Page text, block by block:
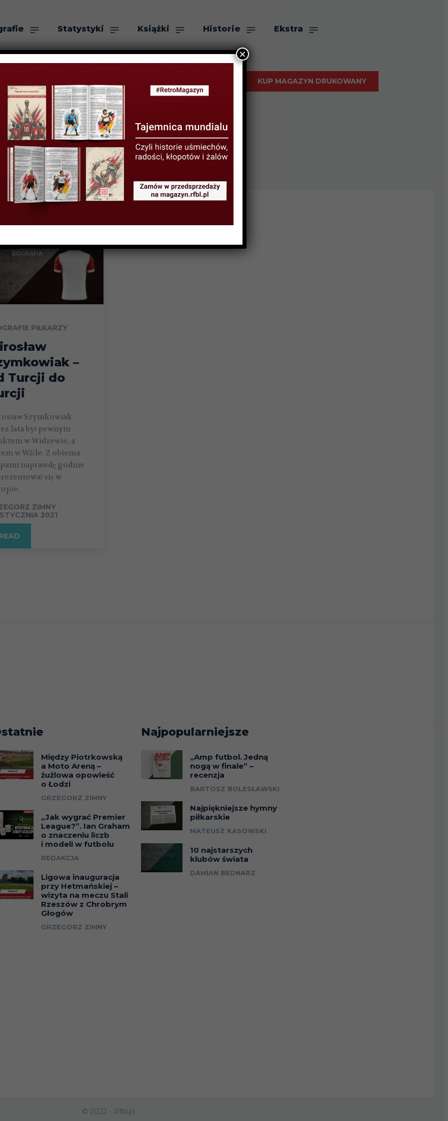
Statystyki Książki Historie Ekstra
KUP MAGAZYN DRUKOWANY
PIŁKARZY
–
Turcji do
Szymkowiak
lata był pewnym
w Widzewie, a
w Wiśle. Z obiema
naprawdę godnie
się w
ZIMNY -
2021
Między Piotrkowską
a Moto Areną –
żużlowa opowieść
o Łodzi
GRZEGORZ ZIMNY
„Jak wygrać Premier
League?”. Ian Graham
o znaczeniu liczb
i modeli w futbolu
REDAKCJA
Ligowa inauguracja
przy Hetmańskiej –
wizyta na meczu Stali
Rzeszów z Chrobrym
Głogów
GRZEGORZ ZIMNY
Najpopularniejsze
„Amp futbol. Jedną
nogą w finale” –
recenzja
BARTOSZ BOLESŁAWSKI
Najpiękniejsze hymny
piłkarskie
MATEUSZ KASOWSKI
10 najstarszych
klubów świata
DAMIAN BEDNARZ
© 2022 - Rfbl.pl
×